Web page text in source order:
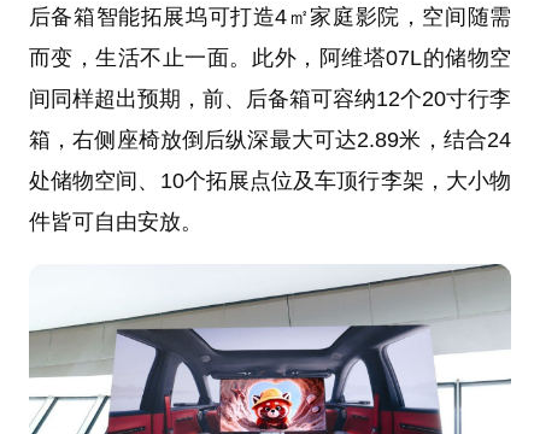
后备箱智能拓展坞可打造4㎡家庭影院，空间随需
而变，生活不止一面。此外，阿维塔07L的储物空
间同样超出预期，前、后备箱可容纳12个20寸行李
箱，右侧座椅放倒后纵深最大可达2.89米，结合24
处储物空间、10个拓展点位及车顶行李架，大小物
件皆可自由安放。